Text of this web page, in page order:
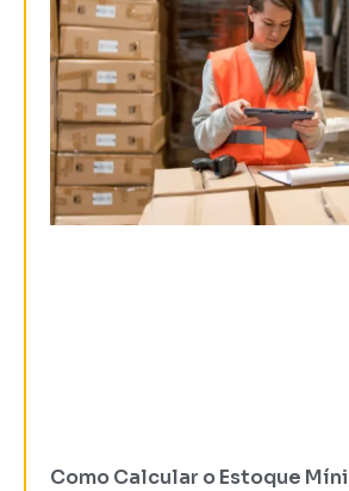
Como Calcular o Estoque